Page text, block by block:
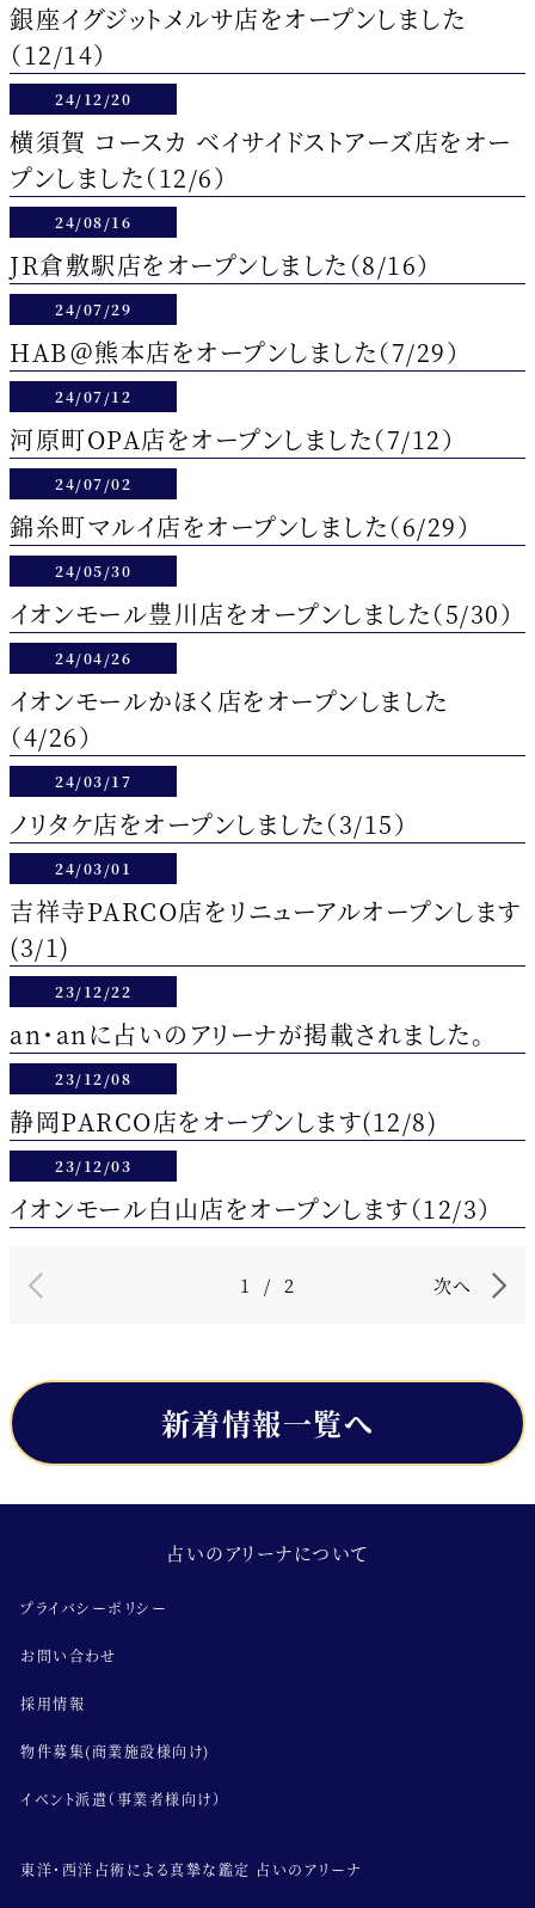
銀座イグジットメルサ店をオープンしました
（12/14）
24/12/20
横須賀 コースカ ベイサイドストアーズ店をオー
プンしました（12/6）
24/08/16
JR倉敷駅店をオープンしました（8/16）
24/07/29
HAB＠熊本店をオープンしました（7/29）
24/07/12
河原町OPA店をオープンしました（7/12）
24/07/02
錦糸町マルイ店をオープンしました（6/29）
24/05/30
イオンモール豊川店をオープンしました（5/30）
24/04/26
イオンモールかほく店をオープンしました
（4/26）
24/03/17
ノリタケ店をオープンしました（3/15）
24/03/01
吉祥寺PARCO店をリニューアルオープンします
(3/1)
23/12/22
an・anに占いのアリーナが掲載されました。
23/12/08
静岡PARCO店をオープンします(12/8)
23/12/03
イオンモール白山店をオープンします（12/3）
1 / 2 次へ
新着情報一覧へ
占いのアリーナについて
プライバシーポリシー
お問い合わせ
採用情報
物件募集(商業施設様向け)
イベント派遣（事業者様向け）
東洋･西洋占術による真摯な鑑定 占いのアリーナ